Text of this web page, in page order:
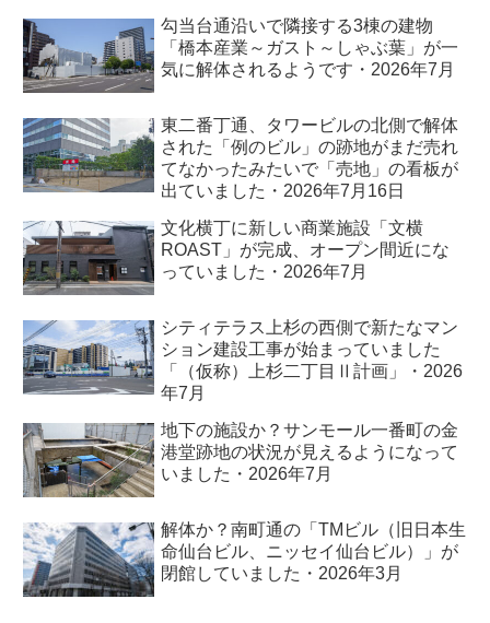
勾当台通沿いで隣接する3棟の建物
「橋本産業～ガスト～しゃぶ葉」が一
気に解体されるようです・2026年7月
東二番丁通、タワービルの北側で解体
された「例のビル」の跡地がまだ売れ
てなかったみたいで「売地」の看板が
出ていました・2026年7月16日
文化横丁に新しい商業施設「文横
ROAST」が完成、オープン間近にな
っていました・2026年7月
シティテラス上杉の西側で新たなマン
ション建設工事が始まっていました
「（仮称）上杉二丁目Ⅱ計画」・2026
年7月
地下の施設か？サンモール一番町の金
港堂跡地の状況が見えるようになって
いました・2026年7月
解体か？南町通の「TMビル（旧日本生
命仙台ビル、ニッセイ仙台ビル）」が
閉館していました・2026年3月